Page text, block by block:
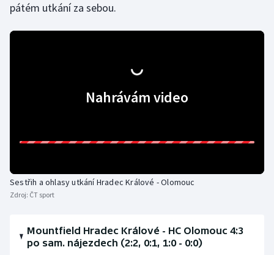
pátém utkání za sebou.
Nahrávám video
Sestřih a ohlasy utkání Hradec Králové - Olomouc
Zdroj: ČT sport
Mountfield Hradec Králové - HC Olomouc 4:3
po sam. nájezdech (2:2, 0:1, 1:0 - 0:0)